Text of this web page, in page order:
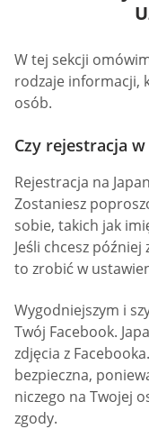
W tej sekcji
rodzaje informacji,
osób.
Czy rejestracja
Rejestracja na
Zostaniesz
sobie, takich jak
Jeśli chcesz
to zrobić w
Wygodniejszym i
Twój Facebook.
zdjęcia z
bezpieczna,
niczego na Twojej
zgody.